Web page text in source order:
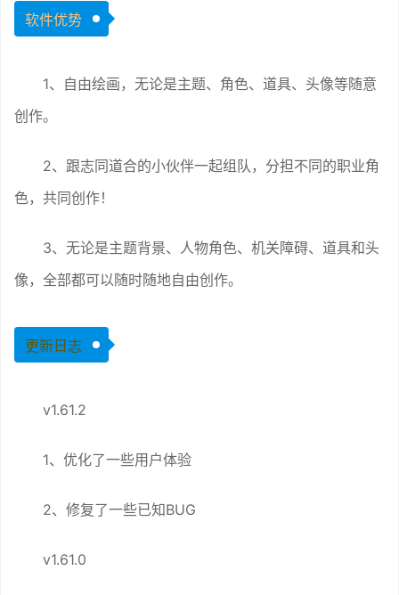
软件优势
1、自由绘画，无论是主题、角色、道具、头像等随意
创作。
2、跟志同道合的小伙伴一起组队，分担不同的职业角
色，共同创作！
3、无论是主题背景、人物角色、机关障碍、道具和头
像，全部都可以随时随地自由创作。
更新日志
v1.61.2
1、优化了一些用户体验
2、修复了一些已知BUG
v1.61.0